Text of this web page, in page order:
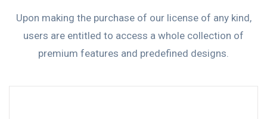
Upon making the purchase of our license of any kind,
users are entitled to access a whole collection of
premium features and predefined designs.